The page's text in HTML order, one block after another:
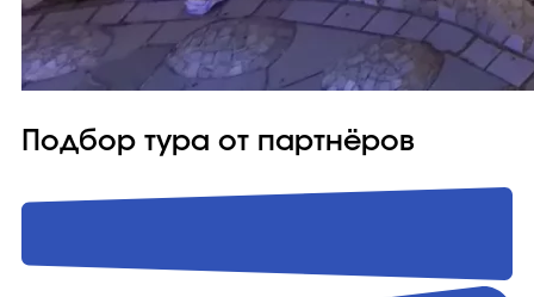
Подбор тура от партнёров